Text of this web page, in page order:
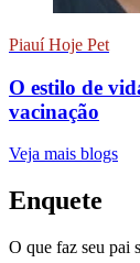
Piauí Hoje Pet
O estilo de
vacinação
Veja mais blogs
Enquete
O que faz seu pai